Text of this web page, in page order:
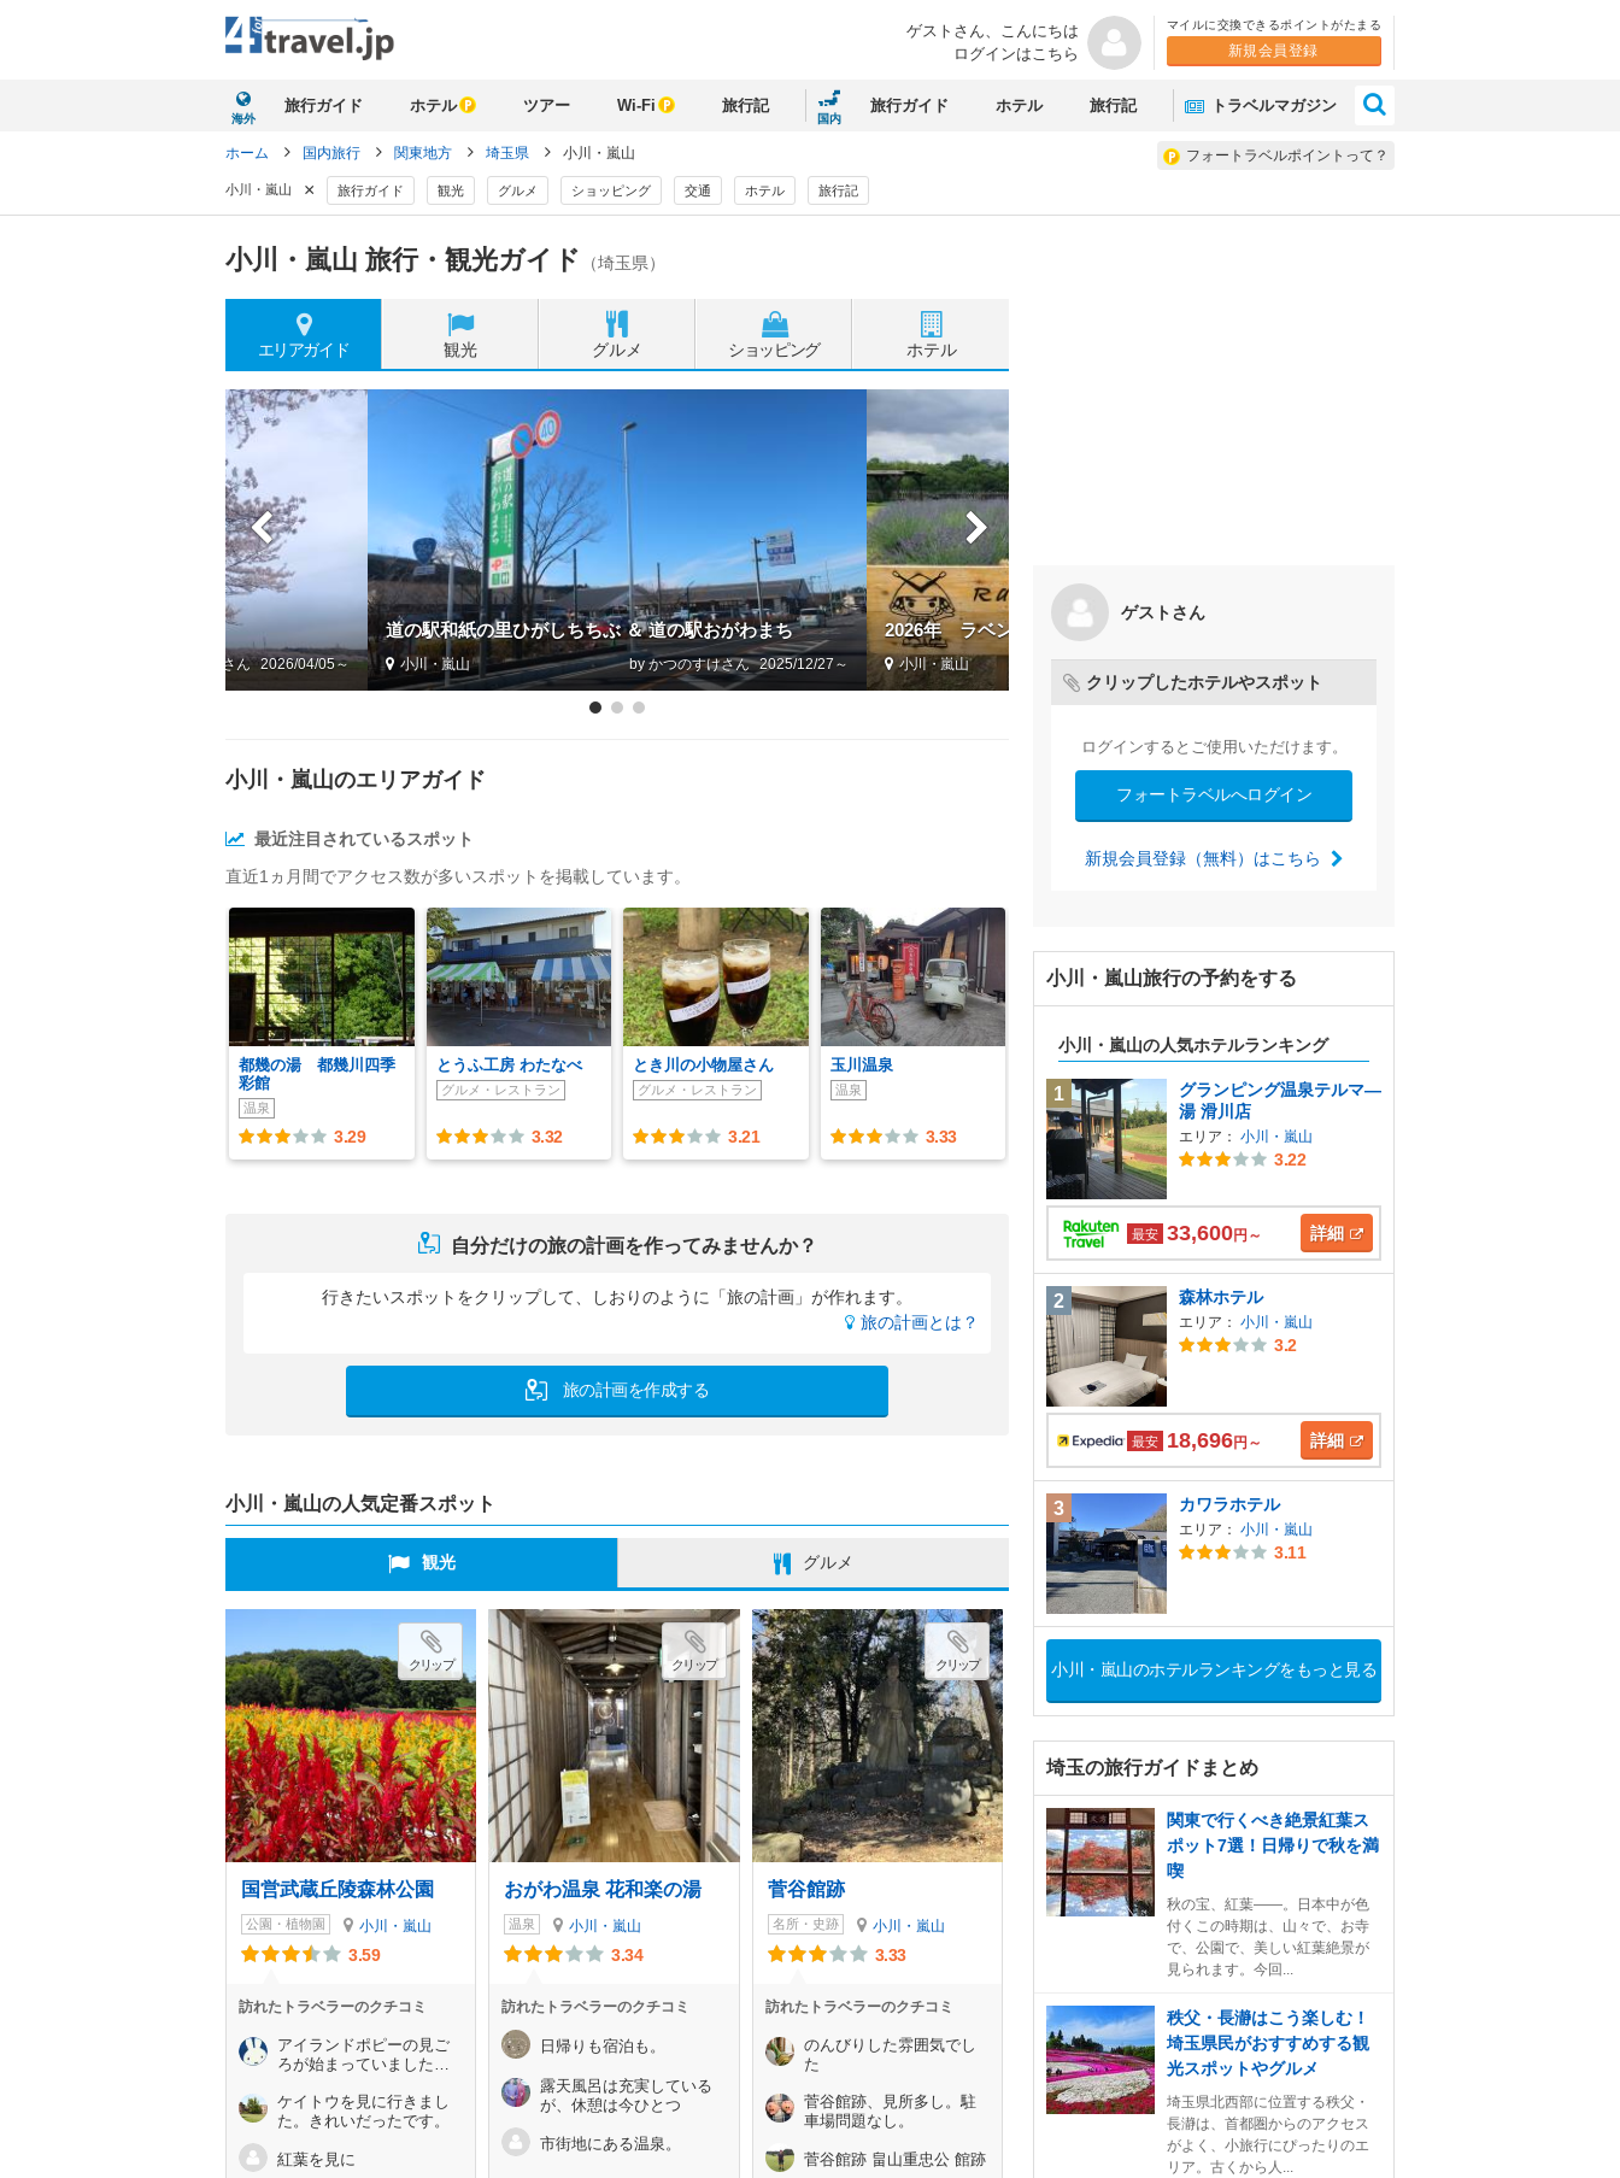
ゲストさん、 こんにちは
ログインはこちら
マイルに交換できるポイントがたまる
新規会員登録
海外
旅行ガイド ホテル ツアー Wi-Fi 旅行記
国内
旅行ガイド ホテル 旅行記 トラベルマガジン
フォートラベルポイントって？
ホーム 国内旅行 関東地方 埼玉県 小川・嵐山
小川・嵐山 × 旅行ガイド 観光 グルメ ショッピング 交通 ホテル 旅行記
小川・嵐山 旅行・観光ガイド （埼玉県）
エリアガイド 観光 グルメ ショッピング ホテル
道の駅和紙の里ひがしちちぶ ＆ 道の駅おがわまち
小川・嵐山 by かつのすけ 2025/12/27～
2026年 ラベンダーまつりin千年の苑
小川・嵐山 by Teru 2026/06/18～
2026/04/05～
小川・嵐山のエリアガイド
最近注目されているスポット
直近1ヵ月間でアクセス数が多いスポットを掲載しています。
都幾の湯 都幾川四季
彩館
温泉
3.29
とうふ工房 わたなべ
グルメ・レストラン
3.32
とき川の小物屋さん
グルメ・レストラン
3.21
玉川温泉
温泉
3.33
自分だけの旅の計画を作ってみませんか？
行きたいスポットをクリップして、
しおりのように「旅の計画」が作れます。
旅の計画とは？
旅の計画を作成する
小川・嵐山の人気定番スポット
観光 グルメ
クリップ
国営武蔵丘陵森林公園
公園・植物園 小川・嵐山
3.59
訪れたトラベラーのクチコミ
アイランドポピーの見ご
ろが始まっていました
ケイトウを見に行きまし
た。きれいだったです。
紅葉を見に
クリップ
おがわ温泉 花和楽の湯
温泉 小川・嵐山
3.34
訪れたトラベラーのクチコミ
日帰りも宿泊も。
露天風呂は充実している
が、休憩は今ひとつ
市街地にある温泉。
クリップ
菅谷館跡
名所・史跡 小川・嵐山
3.33
訪れたトラベラーのクチコミ
のんびりした雰囲気でし
た
菅谷館跡、見所多し。駐
車場問題なし。
菅谷館跡 畠山重忠公 館跡
ゲストさん
クリップしたホテルやスポット
ログインするとご使用いただけます。
フォートラベルへログイン
新規会員登録（無料）はこちら
小川・嵐山旅行の予約をする
小川・嵐山の人気ホテルランキング
1
グランピング温泉テルマ―
湯 滑川店
エリア： 小川・嵐山
3.22
最安 33,600円～ 詳細
2 森林ホテル
エリア： 小川・嵐山
3.2
最安 18,696円～ 詳細
3 カワラホテル
エリア： 小川・嵐山
3.11
小川・嵐山のホテルランキングをもっと見る
埼玉の旅行ガイドまとめ
関東で行くべき絶景紅葉ス
ポット7選！日帰りで秋を満
喫
秋の宝、紅葉――。日本中が色
付くこの時期は、山々で、お寺
で、公園で、美しい紅葉絶景が
見られます。今回...
秩父・長瀞はこう楽しむ！
埼玉県民がおすすめする観
光スポットやグルメ
埼玉県北西部に位置する秩父・
長瀞は、首都圏からのアクセス
がよく、小旅行にぴったりのエ
リア。古くから人...